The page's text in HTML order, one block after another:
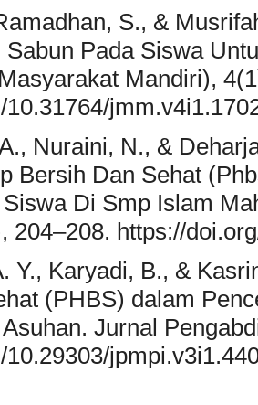
S., &
Sabun Pada Siswa
Mandiri),
Nuraini, N., &
Bersih Dan Sehat
Di Smp Islam
204–208. https://
Y., Karyadi, B., &
(PHBS) dalam
Jurnal